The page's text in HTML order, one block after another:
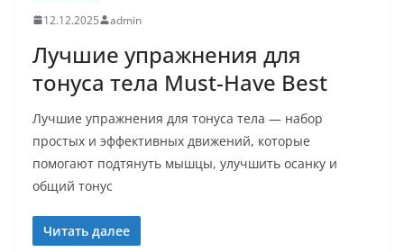
12.12.2025 admin
Лучшие упражнения для
тонуса тела Must-Have Best
Лучшие упражнения для тонуса тела — набор
простых и эффективных движений, которые
помогают подтянуть мышцы, улучшить осанку и
общий тонус
Читать далее